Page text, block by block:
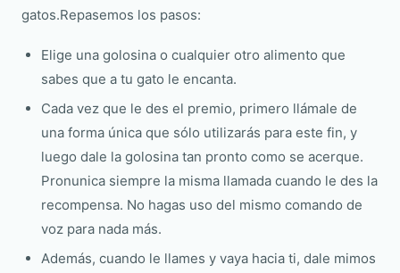
gatos.Repasemos los pasos:
Elige una golosina o cualquier otro alimento que
sabes que a tu gato le encanta.
Cada vez que le des el premio, primero llámale de
una forma única que sólo utilizarás para este fin, y
luego dale la golosina tan pronto como se acerque.
Pronunica siempre la misma llamada cuando le des la
recompensa. No hagas uso del mismo comando de
voz para nada más.
Además, cuando le llames y vaya hacia ti, dale mimos